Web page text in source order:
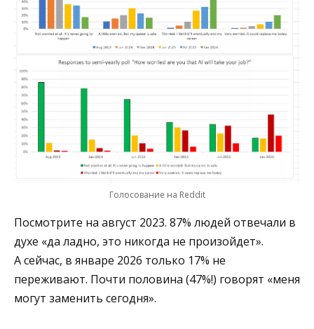
Голосование на Reddit
Посмотрите на август 2023. 87% людей отвечали в
духе «да ладно, это никогда не произойдет».
А сейчас, в январе 2026 только 17% не
переживают. Почти половина (47%!) говорят «меня
могут заменить сегодня».